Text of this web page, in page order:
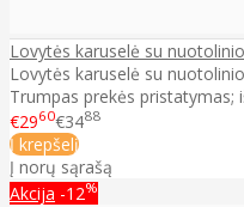
Lovytės karuselė su
Lovytės karuselė su
Trumpas prekės pristatymas;
€2960€3488
Į krepšelį
Į norų sąrašą
Akcija -12%